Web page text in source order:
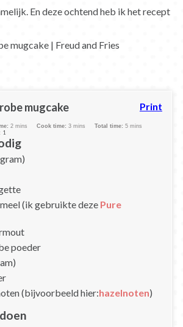
En deze ochtend heb ik het recept
mugcake Print
2 mins Cook time: 3 mins Total time: 5 mins
1
(ik gebruikte deze Pure
poeder
(bijvoorbeeld hier:hazelnoten)